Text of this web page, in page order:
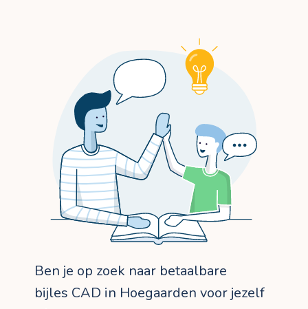
Ben je op zoek naar betaalbare
bijles CAD in Hoegaarden voor jezelf